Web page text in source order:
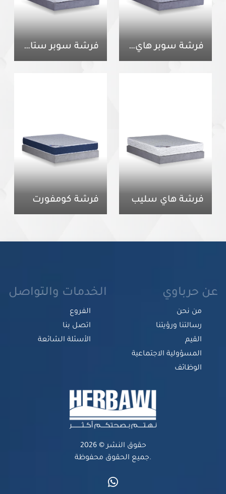
فرشة سوبر هاي سليب فرشة سوبر ستايل
فرشة هاي سليب فرشة كومفورت
عن حرباوي
من نحن
رسالتنا ورؤيتنا
القيم
المسؤولية الاجتماعية
الوظائف
الخدمات والتواصل
الفروع
اتصل بنا
الأسئلة الشائعة
حقوق النشر © 2026
جميع الحقوق محفوظة.